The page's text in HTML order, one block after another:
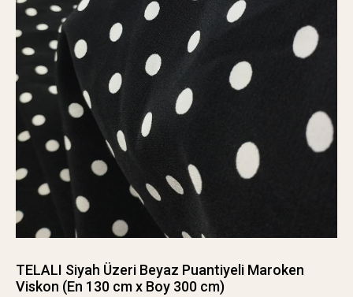
TELALI Siyah Üzeri Beyaz Puantiyeli Maroken
Viskon (En 130 cm x Boy 300 cm)